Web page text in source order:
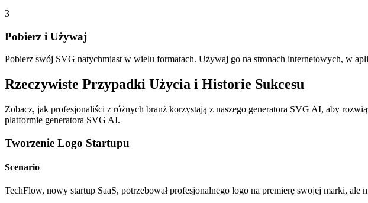
3
Pobierz i Używaj
Pobierz swój SVG natychmiast w wielu formatach. Używaj go na stronach internetowych, w
Rzeczywiste Przypadki Użycia i Historie Sukcesu
Zobacz, jak profesjonaliści z różnych branż korzystają z naszego generatora SVG AI, aby
platformie generatora SVG AI.
Tworzenie Logo Startupu
Scenario
TechFlow, nowy startup SaaS, potrzebował profesjonalnego logo na premierę swojej marki, ale